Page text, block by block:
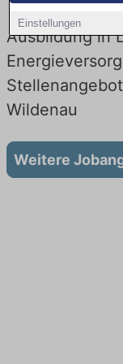
Einstellungen
Ausbildung in
Wildenau
Weitere